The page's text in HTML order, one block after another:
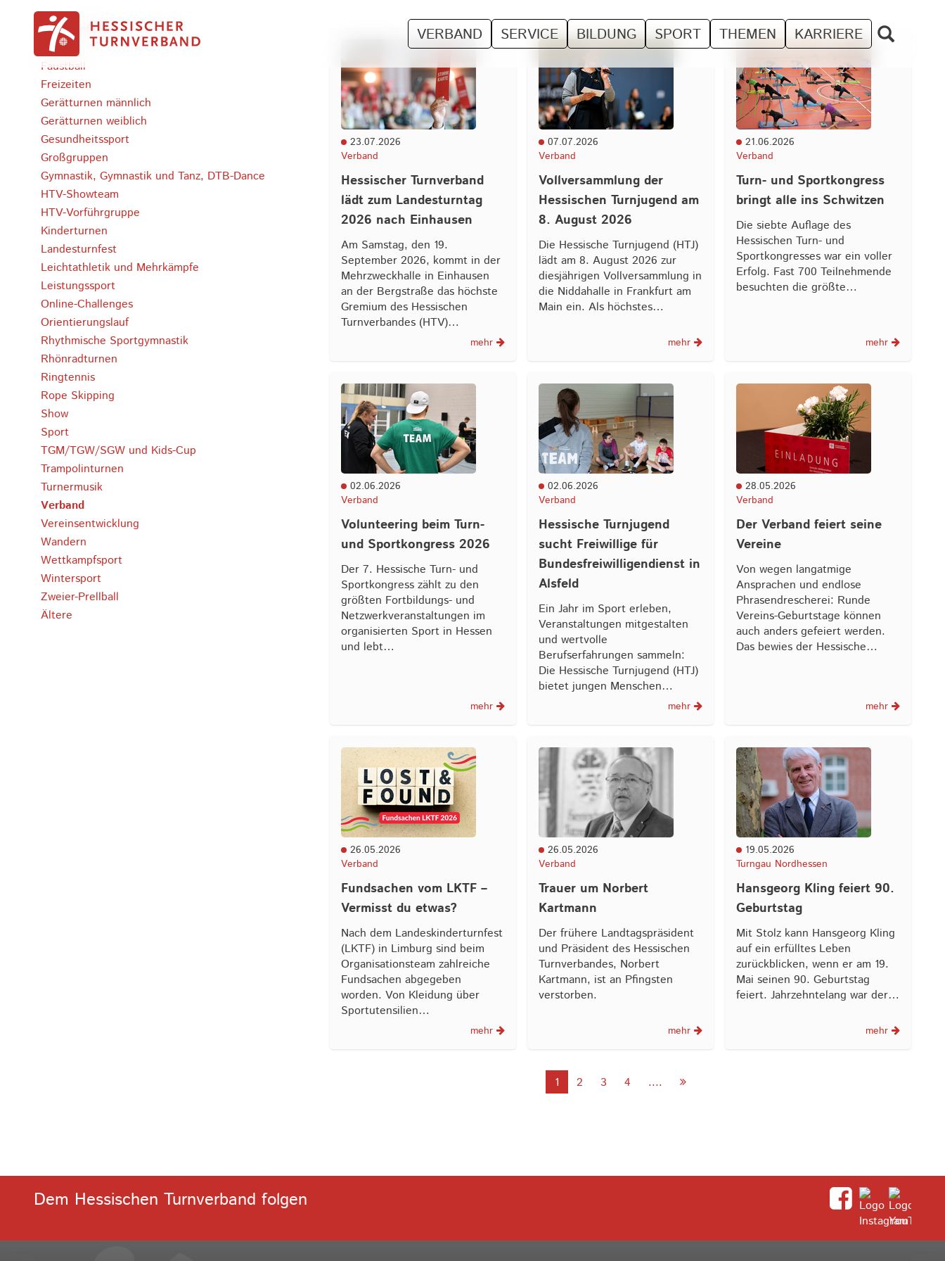
VERBAND SERVICE BILDUNG SPORT THEMEN KARRIERE
Bergturnfeste
Bildung
Faustball
Freizeiten
Gerätturnen männlich
Gerätturnen weiblich
Gesundheitssport
Großgruppen
Gymnastik, Gymnastik und Tanz, DTB-Dance
HTV-Showteam
HTV-Vorführgruppe
Kinderturnen
Landesturnfest
Leichtathletik und Mehrkämpfe
Leistungssport
Online-Challenges
Orientierungslauf
Rhythmische Sportgymnastik
Rhönradturnen
Ringtennis
Rope Skipping
Show
Sport
TGM/TGW/SGW und Kids-Cup
Trampolinturnen
Turnermusik
Verband
Vereinsentwicklung
Wandern
Wettkampfsport
Wintersport
Zweier-Prellball
Ältere
23.07.2026
Verband
Hessischer Turnverband
lädt zum Landesturntag
2026 nach Einhausen
Am Samstag, den 19.
September 2026, kommt in der
Mehrzweckhalle in Einhausen
an der Bergstraße das höchste
Gremium des Hessischen
Turnverbandes (HTV)…
mehr
07.07.2026
Verband
Vollversammlung der
Hessischen Turnjugend am
8. August 2026
Die Hessische Turnjugend (HTJ)
lädt am 8. August 2026 zur
diesjährigen Vollversammlung in
die Niddahalle in Frankfurt am
Main ein. Als höchstes…
mehr
21.06.2026
Verband
Turn- und Sportkongress
bringt alle ins Schwitzen
Die siebte Auflage des
Hessischen Turn- und
Sportkongresses war ein voller
Erfolg. Fast 700 Teilnehmende
besuchten die größte…
mehr
02.06.2026
Verband
Volunteering beim Turn-
und Sportkongress 2026
Der 7. Hessische Turn- und
Sportkongress zählt zu den
größten Fortbildungs- und
Netzwerkveranstaltungen im
organisierten Sport in Hessen
und lebt…
mehr
02.06.2026
Verband
Hessische Turnjugend
sucht Freiwillige für
Bundesfreiwilligendienst in
Alsfeld
Ein Jahr im Sport erleben,
Veranstaltungen mitgestalten
und wertvolle
Berufserfahrungen sammeln:
Die Hessische Turnjugend (HTJ)
bietet jungen Menschen…
mehr
28.05.2026
Verband
Der Verband feiert seine
Vereine
Von wegen langatmige
Ansprachen und endlose
Phrasendrescherei: Runde
Vereins-Geburtstage können
auch anders gefeiert werden.
Das bewies der Hessische…
mehr
26.05.2026
Verband
Fundsachen vom LKTF –
Vermisst du etwas?
Nach dem Landeskinderturnfest
(LKTF) in Limburg sind beim
Organisationsteam zahlreiche
Fundsachen abgegeben
worden. Von Kleidung über
Sportutensilien…
mehr
26.05.2026
Verband
Trauer um Norbert
Kartmann
Der frühere Landtagspräsident
und Präsident des Hessischen
Turnverbandes, Norbert
Kartmann, ist an Pfingsten
verstorben.
mehr
19.05.2026
Turngau Nordhessen
Hansgeorg Kling feiert 90.
Geburtstag
Mit Stolz kann Hansgeorg Kling
auf ein erfülltes Leben
zurückblicken, wenn er am 19.
Mai seinen 90. Geburtstag
feiert. Jahrzehntelang war der…
mehr
1 2 3 4 ....
Dem Hessischen Turnverband folgen